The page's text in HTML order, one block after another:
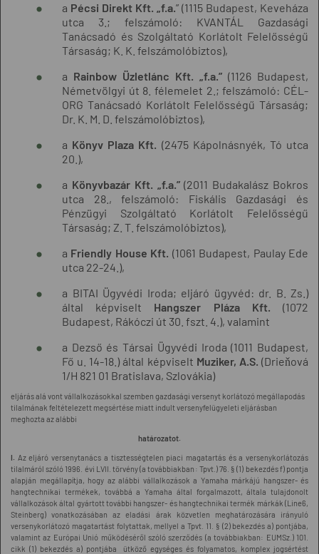
a Pécsi Direkt Kft. „f.a.” (1115 Budapest, Keveháza
utca 3.; felszámoló: KVANTÁL Gazdasági
Tanácsadó és Szolgáltató Korlátolt Felelősségű
Társaság; K. K. felszámolóbiztos),
a Rainbow Üzletlánc Kft. „f.a.” (1126 Budapest,
Németvölgyi út 8. félemelet 2.; felszámoló: CÉL-
ORG Tanácsadó Korlátolt Felelősségű Társaság;
Dr. K. M. D. felszámolóbiztos),
a Könyv Plaza Kft. (2475 Kápolnásnyék, Tó utca
20.),
a Könyvbazár Kft. „f.a.”(2011 Budakalász Bokros
utca 28., felszámoló: Fiskális Gazdasági és
Pénzügyi Szolgáltató Korlátolt Felelősségű
Társaság; Z. T. felszámolóbiztos),
a Friendly House Kft. (1061 Budapest, Paulay Ede
utca 22-24.),
a BITAI Ügyvédi Iroda; eljáró ügyvéd: dr. B. Zs.)
által képviselt Hangszer Pláza Kft. (1072
Budapest, Rákóczi út 30. fszt. 4.), valamint
a Dezső és Társai Ügyvédi Iroda (1011 Budapest,
Fő u. 14-18.) által képviselt Muziker, A.S. (Drieňová
1/H 821 01 Bratislava, Szlovákia)
eljárás alá vont vállalkozásokkal szemben gazdasági versenyt korlátozó megállapodás
tilalmának feltételezett megsértése miatt indult versenyfelügyeleti eljárásban
meghozta az alábbi
határozatot.
I. Az eljáró versenytanács a tisztességtelen piaci magatartás és a versenykorlátozás
tilalmáról szóló 1996. évi LVII. törvény (a továbbiakban: Tpvt.) 76. § (1) bekezdés f) pontja
alapján megállapítja, hogy az alábbi vállalkozások a Yamaha márkájú hangszer- és
hangtechnikai termékek, továbbá a Yamaha által forgalmazott, általa tulajdonolt
vállalkozások által gyártott további hangszer- és hangtechnikai termék márkák (Line6,
Steinberg) vonatkozásában az eladási árak közvetlen meghatározására irányuló
versenykorlátozó magatartást folytattak, mellyel a Tpvt. 11. § (2) bekezdés a) pontjába,
valamint az Európai Unió működéséről szóló szerződés (a továbbiakban: EUMSz.) 101.
cikk (1) bekezdés a) pontjába ütköző egységes és folyamatos, komplex jogsértést